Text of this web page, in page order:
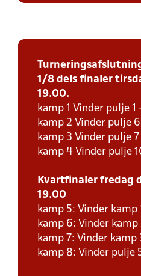
1/8 dels finaler
19.00.
kamp 1 Vinder pulje
kamp 2 Vinder pulje
kamp 3 Vinder pulje
kamp 4 Vinder pulje
Kvartfinaler fredag
19.00
kamp 5: Vinder kamp
kamp 6: Vinder kamp
kamp 7: Vinder
kamp 8: Vinder pulje